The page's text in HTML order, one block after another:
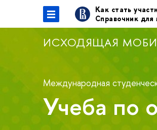
Как стать
Справочник
ИСХОДЯЩАЯ
Международная
Учеба по